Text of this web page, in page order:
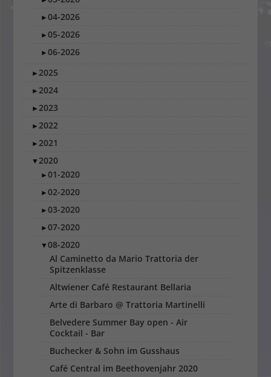
►04-2026
►05-2026
►06-2026
►2025
►2024
►2023
►2022
►2021
▼2020
►01-2020
►02-2020
►03-2020
►07-2020
▼08-2020
Al Caminetto da Mario Trattoria der
Spitzenklasse
Altwiener Café Restaurant Bellaria
Arte di Barbaro @ Trattoria Martinelli
Belvedere Summer Bay open - Air
Cocktail - Bar
Buchecker & Sohn im Gusshaus
Café Central im Beethovenjahr 2020